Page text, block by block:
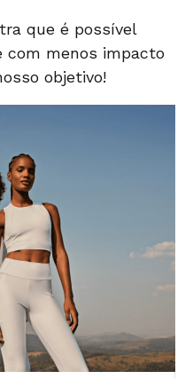
que é possível
com menos impacto
objetivo!